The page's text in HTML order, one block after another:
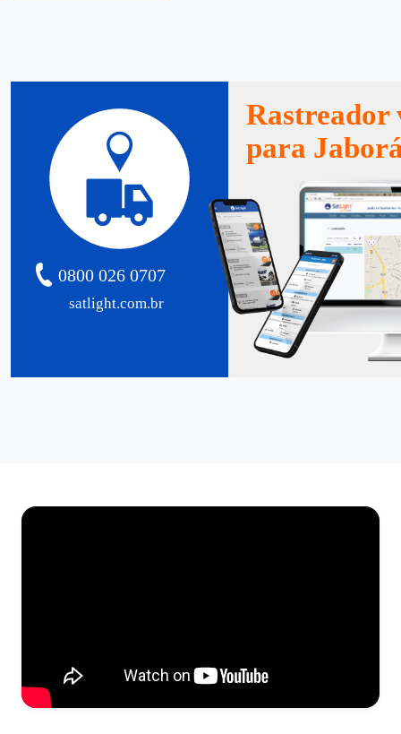
satlight.com.br
0800 026 0707
Rastreador
para